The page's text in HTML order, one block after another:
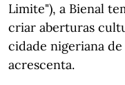
Limite"), a Bienal
criar aberturas
cidade nigeriana
acrescenta.